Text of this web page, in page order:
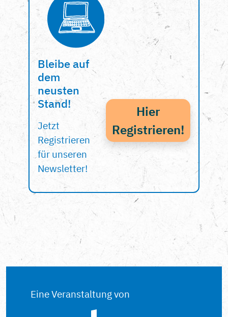
Bleibe auf
dem
neusten
Stand!
Jetzt
Registrieren
für unseren
Newsletter!
Hier
Registrieren!
Eine Veranstaltung von